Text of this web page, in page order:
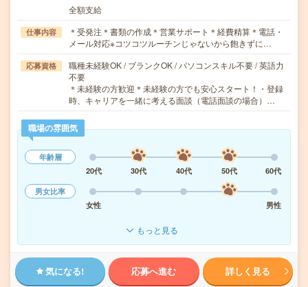
全額支給
仕事内容
＊受発注＊書類の作成＊営業サポート＊経費精算＊電話・
メール対応※コツコツルーチンじゃないから飽きずに…
応募資格
職種未経験OK / ブランクOK / パソコンスキル不要 / 英語力
不要
＊未経験の方歓迎＊未経験の方でも安心スタート！・登録
時、キャリアを一緒に考える面談（電話面談の場合）…
職場の雰囲気
年齢層
20代
30代 40代 50代
60代
男女比率
女性
男性
もっと見る
気になる! 応募へ進む 詳しく見る